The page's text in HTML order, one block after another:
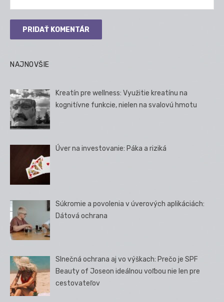
NAJNOVŠIE
Kreatín pre wellness: Využitie kreatínu na
kognitívne funkcie, nielen na svalovú hmotu
Úver na investovanie: Páka a riziká
Súkromie a povolenia v úverových aplikáciách:
Dátová ochrana
Slnečná ochrana aj vo výškach: Prečo je SPF
Beauty of Joseon ideálnou voľbou nie len pre
cestovateľov